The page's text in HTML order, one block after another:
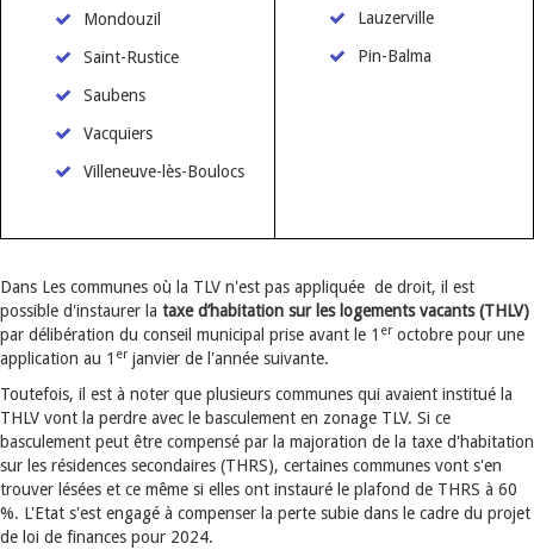
Mondouzil
Saint-Rustice
Saubens
Vacquiers
Villeneuve-lès-Boulocs
Lauzerville
Pin-Balma
Dans Les communes où la TLV n'est pas appliquée de droit, il est
possible d'instaurer la taxe d’habitation sur les logements vacants (THLV)
par délibération du conseil municipal prise avant le 1 er octobre pour une
application au 1 er janvier de l'année suivante.
Toutefois, il est à noter que plusieurs communes qui avaient institué la
THLV vont la perdre avec le basculement en zonage TLV. Si ce
basculement peut être compensé par la majoration de la taxe d'habitation
sur les résidences secondaires (THRS), certaines communes vont s'en
trouver lésées et ce même si elles ont instauré le plafond de THRS à 60
%. L'Etat s'est engagé à compenser la perte subie dans le cadre du projet
de loi de finances pour 2024.